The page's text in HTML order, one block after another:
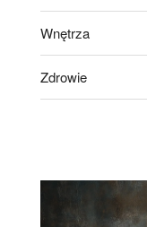
Wnętrza
Zdrowie